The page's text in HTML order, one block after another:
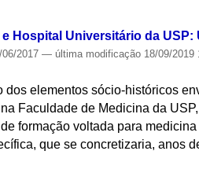
Hospital Universitário da
06/2017— última modificação 18/09/
dos elementos sócio-históricos
Faculdade de Medicina da
formação voltada para
que se concretizaria, anos